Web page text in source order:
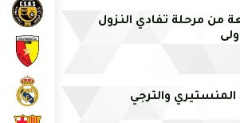
من مرحلة تفادي النزول
المنستيري والترجي